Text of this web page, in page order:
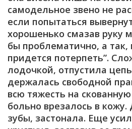
самодельное звено не
если попытаться
хорошенько смазав руку
бы проблематично, а так,
придется потерпеть”.
лодочкой, отпустила
держалась свободной
всю тяжесть на
больно врезалось в
зубы, застонала. Еще